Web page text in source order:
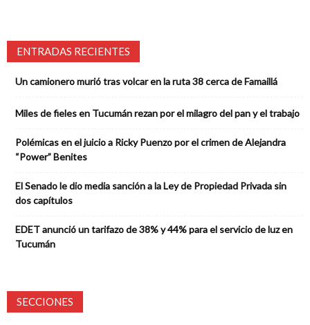
ENTRADAS RECIENTES
Un camionero murió tras volcar en la ruta 38 cerca de Famaillá
Miles de fieles en Tucumán rezan por el milagro del pan y el trabajo
Polémicas en el juicio a Ricky Puenzo por el crimen de Alejandra
“Power” Benites
El Senado le dio media sanción a la Ley de Propiedad Privada sin
dos capítulos
EDET anunció un tarifazo de 38% y 44% para el servicio de luz en
Tucumán
SECCIONES